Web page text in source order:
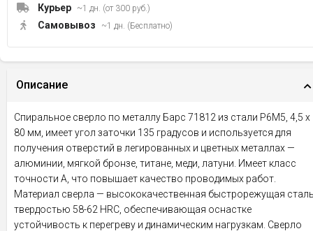
Курьер ~1 дн. (от 300 руб.)
Самовывоз ~1 дн. (Бесплатно)
Описание
Спиральное сверло по металлу Барс 71812 из стали P6M5, 4,5 х
80 мм, имеет угол заточки 135 градусов и используется для
получения отверстий в легированных и цветных металлах —
алюминии, мягкой бронзе, титане, меди, латуни. Имеет класс
точности A, что повышает качество проводимых работ.
Материал сверла — высококачественная быстрорежущая
твердостью 58-62 HRC, обеспечивающая оснастке
устойчивость к перегреву и динамическим нагрузкам. Сверло